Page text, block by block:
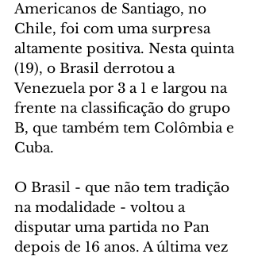
Americanos de Santiago, no
Chile, foi com uma surpresa
altamente positiva. Nesta quinta
(19), o Brasil derrotou a
Venezuela por 3 a 1 e largou na
frente na classificação do grupo
B, que também tem Colômbia e
Cuba.
O Brasil - que não tem tradição
na modalidade - voltou a
disputar uma partida no Pan
depois de 16 anos. A última vez